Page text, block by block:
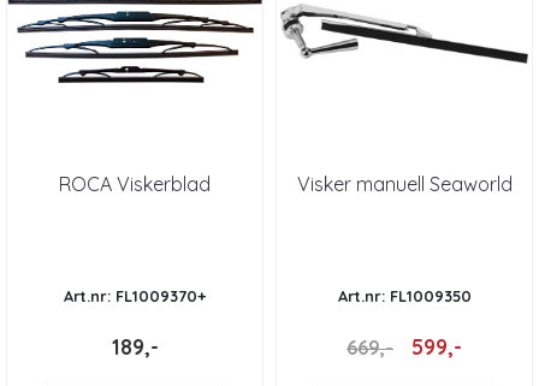
ROCA Viskerblad
Art.nr: FL1009370+
189,-
Visker manuell Seaworld
Art.nr: FL1009350
669,- 599,-